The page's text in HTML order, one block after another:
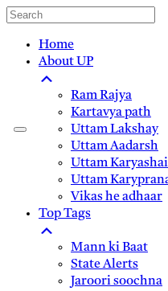
Home
About UP
Ram Rajya
Kartavya path
Uttam Lakshay
Uttam Aadarsh
Uttam
Uttam
Vikas he adhaar
Top Tags
Mann ki Baat
State Alerts
Jaroori soochna